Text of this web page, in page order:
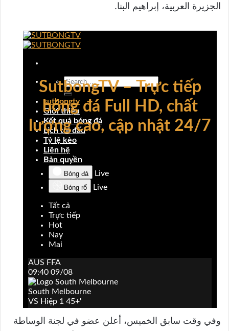
الجزيرة العربية، إبراهيم البنا.
وفي وقت سابق الخميس، أعلن عضو في لجنة الوساطة